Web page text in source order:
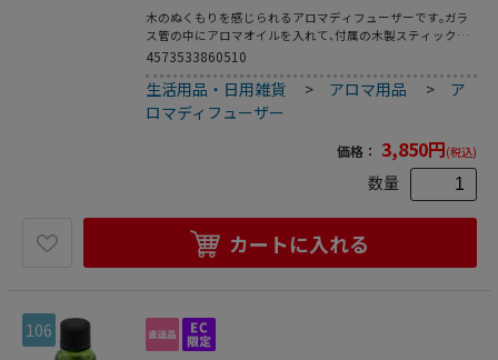
木のぬくもりを感じられるアロマディフューザーです｡ガラ
ス管の中にアロマオイルを入れて､付属の木製スティックを
セットし､お好きな場所に置いて香りをお楽しみください｡お
ラス管は取り外して洗えるので､アロマオイルの入れ替えも
簡単です｡ドライハーブや造花を挿して一輪挿しとしてもお
使いいただけます｡取り外したガラス管に紐をつけて吊るし
4573533860510
生活用品・日用雑貨 > アロマ用品 > ア
ロマディフューザー
価格： 3,850円(税込)
数量
カートに入れる
106